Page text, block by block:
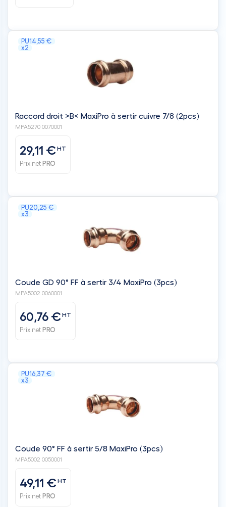
PU14,55 €
x2
Raccord droit >B< MaxiPro à sertir cuivre 7/8 (2pcs)
MPA5270 0070001
29,11 €HT
Prix net PRO
PU20,25 €
x3
Coude GD 90° FF à sertir 3/4 MaxiPro (3pcs)
MPA5002 0060001
60,76 €HT
Prix net PRO
PU16,37 €
x3
Coude 90° FF à sertir 5/8 MaxiPro (3pcs)
MPA5002 0050001
49,11 €HT
Prix net PRO